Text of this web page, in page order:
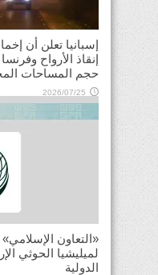
إسبانيا تعلن أن
إنقاذ الأرواح
حجم المساحات
2026/07/25
«التعاون الإسلامي»
لميليشيا الحوثي
الدولية